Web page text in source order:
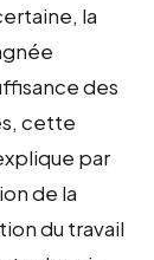
la
des
cette
par
de la
du travail